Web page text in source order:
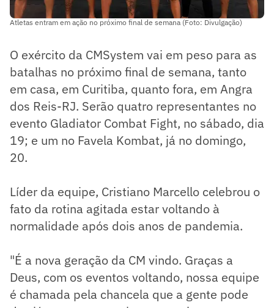
Atletas entram em ação no próximo final de semana (Foto: Divulgação)
O exército da CMSystem vai em peso para as
batalhas no próximo final de semana, tanto
em casa, em Curitiba, quanto fora, em Angra
dos Reis-RJ. Serão quatro representantes no
evento Gladiator Combat Fight, no sábado, dia
19; e um no Favela Kombat, já no domingo,
20.
Líder da equipe, Cristiano Marcello celebrou o
fato da rotina agitada estar voltando à
normalidade após dois anos de pandemia.
"É a nova geração da CM vindo. Graças a
Deus, com os eventos voltando, nossa equipe
é chamada pela chancela que a gente pode